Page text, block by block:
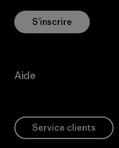
S’inscrire
Aide
Service clients